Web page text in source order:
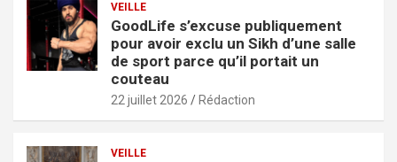
VEILLE
GoodLife s’excuse publiquement
pour avoir exclu un Sikh d’une salle
de sport parce qu’il portait un
couteau
22 juillet 2026 Rédaction
VEILLE